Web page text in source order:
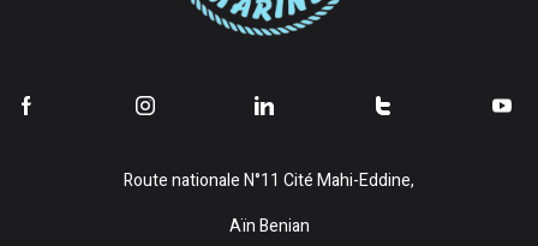
Route nationale N°11 Cité Mahi-Eddine,
Aïn Benian